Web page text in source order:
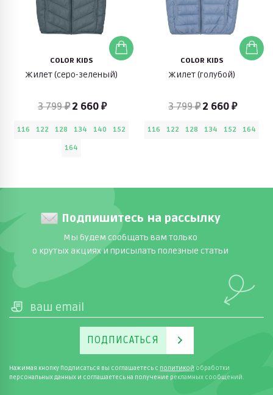
COLOR KIDS
Жилет (серо-зеленый)
3 799 ₽ 2 660 ₽
116 122 128 134 140
152
164
COLOR KIDS
Жилет (голубой)
3 799 ₽ 2 660 ₽
116 122 128 134 152 164
Подпишитесь на рассылку
Мы будем сообщать вам только
о крутых акциях и присылать полезные статьи
ПОДПИСАТЬСЯ
Нажимая кнопку Подписаться вы соглашаетесь с политикой обработки
персональных данных и соглашаетесь на получение рекламных сообщений.